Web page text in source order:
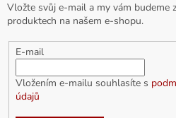
Vložte svůj e-mail a my vám budeme
produktech na našem e-shopu.
E-mail
Vložením e-mailu souhlasíte s
údajů